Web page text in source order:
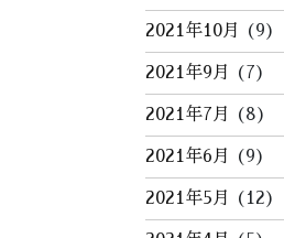
2021年10月 (9)
2021年9月 (7)
2021年7月 (8)
2021年6月 (9)
2021年5月 (12)